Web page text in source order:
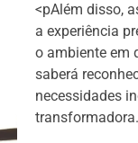
<pAlém disso,
a experiência
o ambiente em
saberá
necessidades
transformadora.